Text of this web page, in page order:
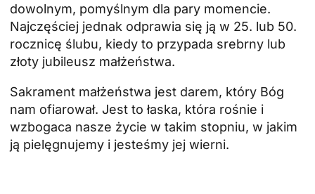
dowolnym, pomyślnym dla pary momencie.
Najczęściej jednak odprawia się ją w 25. lub 50.
rocznicę ślubu, kiedy to przypada srebrny lub
złoty jubileusz małżeństwa.
Sakrament małżeństwa jest darem, który Bóg
nam ofiarował. Jest to łaska, która rośnie i
wzbogaca nasze życie w takim stopniu, w jakim
ją pielęgnujemy i jesteśmy jej wierni.